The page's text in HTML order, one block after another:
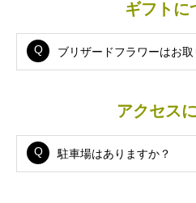
ギフトに
ブリザードフラワーはお
アクセス
駐車場はありますか？